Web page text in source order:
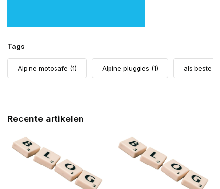
Tags
Alpine motosafe (1) Alpine pluggies (1) als beste
Recente artikelen